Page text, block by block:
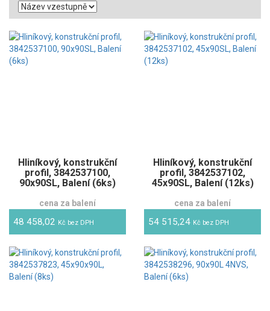
Hliníkový, konstrukční
profil, 3842537100,
90x90SL, Balení (6ks)
cena za balení
48 458,02 Kč bez DPH
Hliníkový, konstrukční
profil, 3842537102,
45x90SL, Balení (12ks)
cena za balení
54 515,24 Kč bez DPH